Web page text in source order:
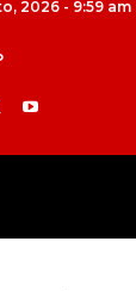
2026 - 9:59 am
FM |